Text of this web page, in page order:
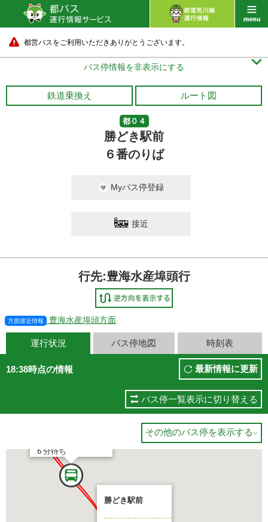
都営バスをご利用いただきありがとうございます。
バス停情報を非表示にする 
鉄道乗換え ルート図
都０４
勝どき駅前
６番のりば
Myバス停登録
接近
行先:豊海水産埠頭行
方面接近情報 豊海水産埠頭方面
運行状況 バス停地図 時刻表
18:38時点の情報 最新情報に更新
バス停一覧表示に切り替える
その他のバス停を表示する 
勝どき駅前
6 分待ち
水産埠頭